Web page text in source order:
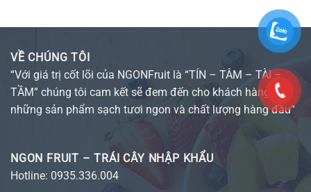
VỀ CHÚNG TÔI
“Với giá trị cốt lõi của NGONFruit là “TÍN – TÂM – TÀI –
TẦM” chúng tôi cam kết sẽ đem đến cho khách hàng
những sản phẩm sạch tươi ngon và chất lượng hàng đầu”
NGON FRUIT – TRÁI CÂY NHẬP KHẨU
Hotline: 0935.336.004